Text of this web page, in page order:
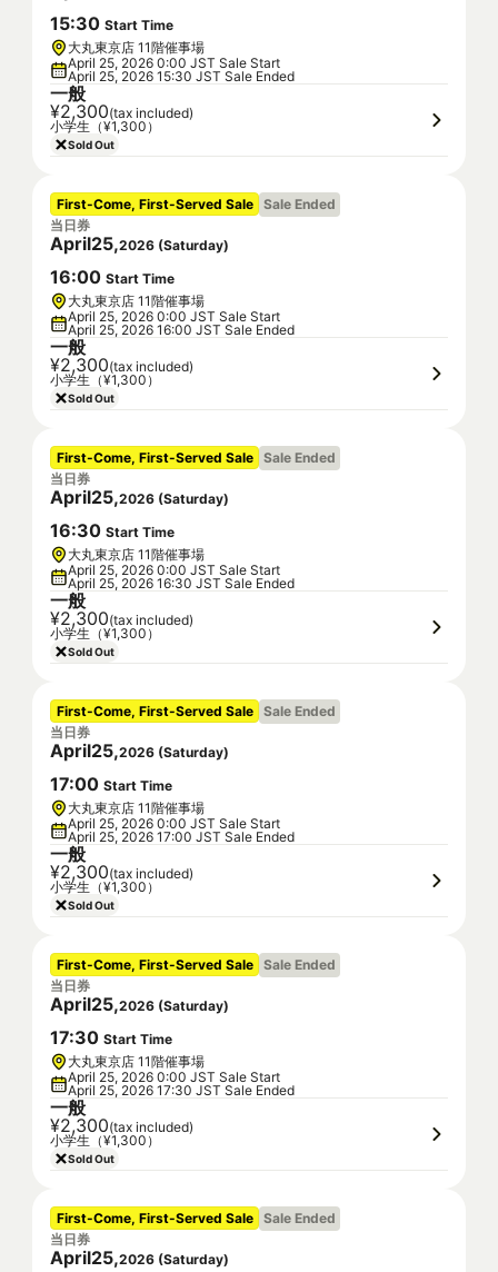
15:30 Start Time
大丸東京店 11階催事場
April 25, 2026 0:00 JST Sale Start
April 25, 2026 15:30 JST Sale Ended
一般
¥2,300(tax included)
小学生（¥1,300）
Sold Out
First-Come, First-Served Sale Sale Ended
当日券
April25,2026 (Saturday)
16:00 Start Time
大丸東京店 11階催事場
April 25, 2026 0:00 JST Sale Start
April 25, 2026 16:00 JST Sale Ended
一般
¥2,300(tax included)
小学生（¥1,300）
Sold Out
First-Come, First-Served Sale Sale Ended
当日券
April25,2026 (Saturday)
16:30 Start Time
大丸東京店 11階催事場
April 25, 2026 0:00 JST Sale Start
April 25, 2026 16:30 JST Sale Ended
一般
¥2,300(tax included)
小学生（¥1,300）
Sold Out
First-Come, First-Served Sale Sale Ended
当日券
April25,2026 (Saturday)
17:00 Start Time
大丸東京店 11階催事場
April 25, 2026 0:00 JST Sale Start
April 25, 2026 17:00 JST Sale Ended
一般
¥2,300(tax included)
小学生（¥1,300）
Sold Out
First-Come, First-Served Sale Sale Ended
当日券
April25,2026 (Saturday)
17:30 Start Time
大丸東京店 11階催事場
April 25, 2026 0:00 JST Sale Start
April 25, 2026 17:30 JST Sale Ended
一般
¥2,300(tax included)
小学生（¥1,300）
Sold Out
First-Come, First-Served Sale Sale Ended
当日券
April25,2026 (Saturday)